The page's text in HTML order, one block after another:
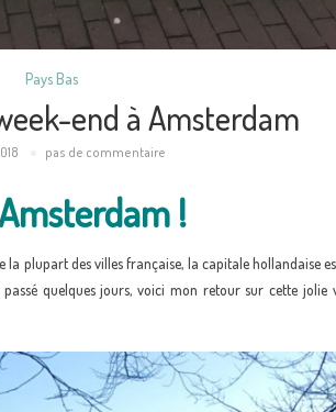
Pays Bas
end à Amsterdam
pas de commentaire
!
la plupart des villes française, la capitale hollandaise
quelques jours, voici mon retour sur cette jolie